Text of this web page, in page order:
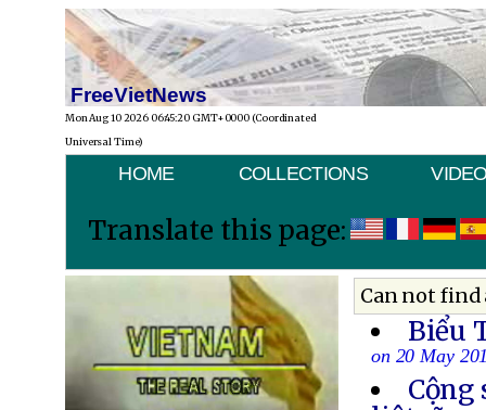
FreeVietNews
Mon Aug 10 2026 06:45:20 GMT+0000 (Coordinated
Universal Time)
HOME COLLECTIONS
Translate this page:
Can not
Biểu
on 20 May
Cộng